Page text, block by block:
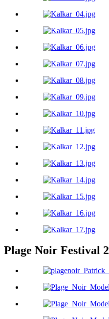
Plage Noir Festival